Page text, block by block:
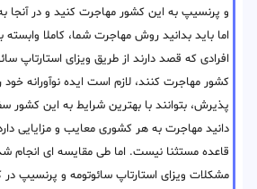
و پرنسیپ به این کشور مهاجرت کنید و در آنجا به
اما باید بدانید روش مهاجرت شما، کاملا
افرادی که قصد دارند از طریق ویزای استارتاپ
کشور مهاجرت کنند، لازم است ایده نوآورانه
پذیرش، بتوانند با بهترین شرایط به این کشور
دانید مهاجرت به هر کشوری معایب و مزایایی
قاعده مستثنا نیست. اما طی مقایسه ای انجام
مشکلات ویزای استارتاپ سائوتومه و پرنسیپ